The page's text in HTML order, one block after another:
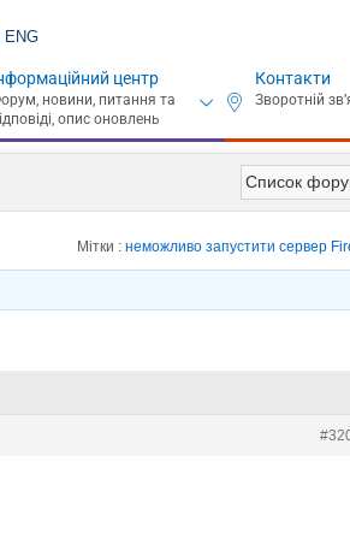
ENG
центр Контакти
Список
Мітки : неможливо запустити сервер